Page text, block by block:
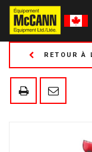
RETOUR À